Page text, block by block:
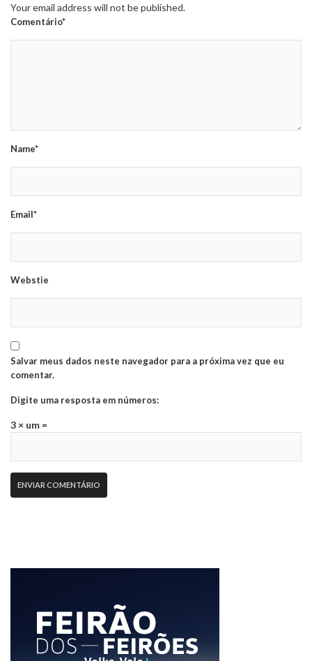
Your email address will not be published.
Comentário*
Name*
Email*
Webstie
Salvar meus dados neste navegador para a próxima vez que eu
comentar.
Digite uma resposta em números:
3 × um =